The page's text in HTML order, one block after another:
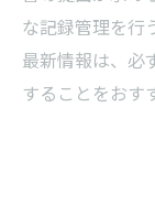
な記録管理を行
最新情報は、必
することをおす